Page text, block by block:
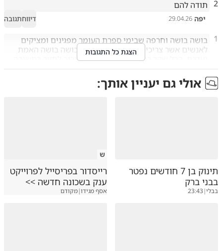
2 תודה להם
יפה 29.04.26 דיווחתגובה
1
נעדרת .הכל שקר.כסף .כבוד .עם ישראל צריך לחזור בתשובה.
אסתר דיווחתגובה
הצגת כל התגובות
אולי גם יעניין אותך:
תינוק בן 7 חודשים נפטר
בבני ברק
בבלי|
23:43
ש
רייסדור בפריסייל לפרוייקט
ענק בשכונה חדשה >>
אסף מגידו|מקודם